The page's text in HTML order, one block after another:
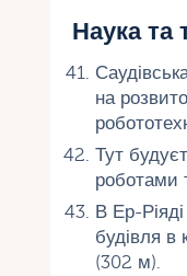
Наука та
на
Тут
роботами
В Ер-
будівля в
(302 м).